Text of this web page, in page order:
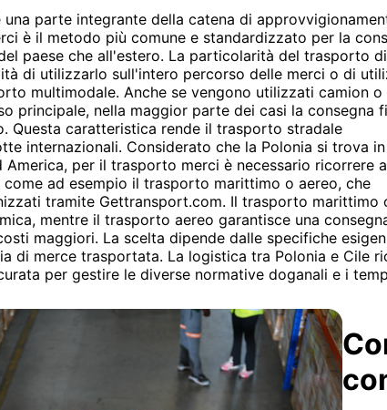
parte integrante della catena di
è il metodo più comune e standardizzato per la
paese che all'estero. La particolarità del trasporto
di utilizzarlo sull'intero percorso delle merci o di
multimodale. Anche se vengono utilizzati camion o
principale, nella maggior parte dei casi la consegna
Questa caratteristica rende il trasporto stradale
internazionali. Considerato che la Polonia si trova in
America, per il trasporto merci è necessario ricorrere a
ad esempio il trasporto marittimo o aereo, che
tramite Gettransport.com. Il trasporto marittimo
mentre il trasporto aereo garantisce una
maggiori. La scelta dipende dalle specifiche
di merce trasportata. La logistica tra Polonia e Cile
per gestire le diverse normative doganali e i